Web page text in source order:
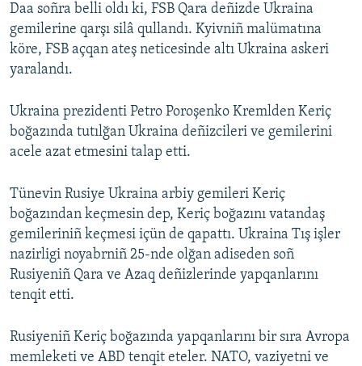
Daa soñra belli oldı ki, FSB Qara deñizde Ukraina
gemilerine qarşı silâ qullandı. Kyivniñ malümatına
köre, FSB açqan ateş neticesinde altı Ukraina askeri
yaralandı.
Ukraina prezidenti Petro Poroşenko Kremlden Keriç
boğazında tutılğan Ukraina deñizcileri ve gemilerini
acele azat etmesini talap etti.
Tünevin Rusiye Ukraina arbiy gemileri Keriç
boğazından keçmesin dep, Keriç boğazını vatandaş
gemileriniñ keçmesi içün de qapattı. Ukraina Tış işler
nazirligi noyabrniñ 25-nde olğan adiseden soñ
Rusiyeniñ Qara ve Azaq deñizlerinde yapqanlarını
tenqit etti.
Rusiyeniñ Keriç boğazında yapqanlarını bir sıra Avropa
memleketi ve ABD tenqit eteler. NATO, vaziyetni ve